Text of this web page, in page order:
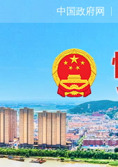
中国政府网